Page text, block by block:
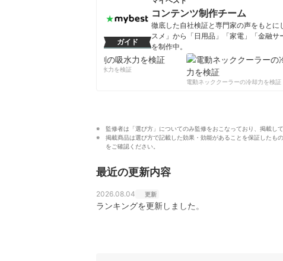
「kodomoe」での健康やトレーニング
ヒラガコージのプロフィール
ガイド
コンテンツ制作チーム
徹底した自社検証と専門家の声をもと
スメ」から「日用品」「家電」「金融
を制作中。
コンテンツ制作チームのプロフィール
柔軟剤の吸水力を検証
電動ネッククーラーの冷却力を検証
監修者は「選び方」についてのみ監修をおこなっており、掲載し
掲載商品は選び方で記載した効果・効能があることを保証したも
をご確認ください。
最近の更新内容
2026.08.04 更新
ランキングを更新しました。